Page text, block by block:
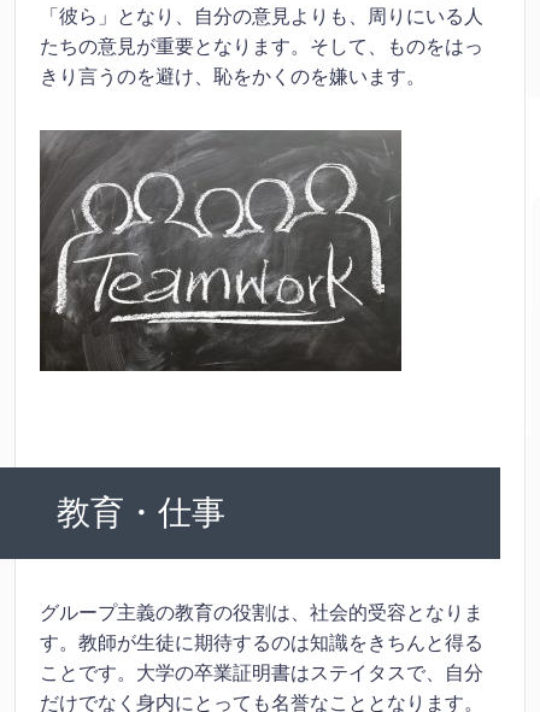
「彼ら」となり、自分の意見よりも、周りにいる人
たちの意見が重要となります。そして、ものをはっ
きり言うのを避け、恥をかくのを嫌います。
教育・仕事
グループ主義の教育の役割は、社会的受容となりま
す。教師が生徒に期待するのは知識をきちんと得る
ことです。大学の卒業証明書はステイタスで、自分
だけでなく身内にとっても名誉なこととなります。